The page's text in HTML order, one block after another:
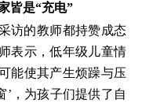
皆是“充电”
访的教师都持赞成态
表示，低年级儿童情
能使其产生烦躁与压
’，为孩子们提供了自